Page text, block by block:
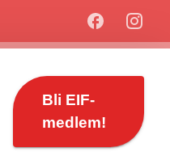
Bli EIF-
medlem!